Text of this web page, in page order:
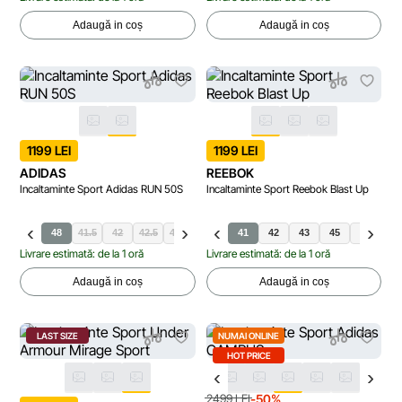
Adaugă in coș Adaugă in coș
1199 LEI
ADIDAS
Incaltaminte Sport Adidas RUN 50S
47.5 48 41.5 42 42.5 43.5 44 44.5 45.5
Livrare estimată: de la 1 oră
Adaugă in coș
1199 LEI
REEBOK
Incaltaminte Sport Reebok Blast Up
40 41 42 43 45 44
Livrare estimată: de la 1 oră
Adaugă in coș
LAST SIZE
NUMAI ONLINE
HOT PRICE
2499 LEI-50%